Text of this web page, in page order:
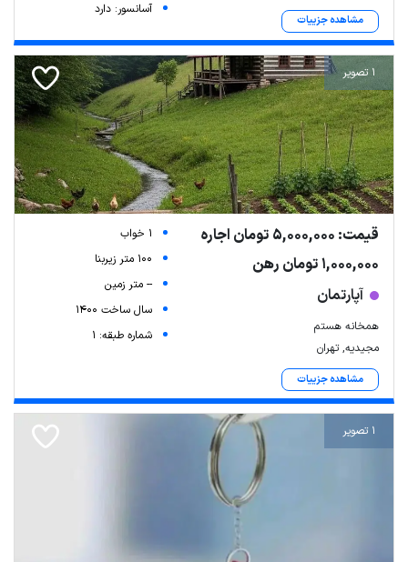
مشاهده جزییات
آسانسور: دارد
1 تصویر
قیمت: 5,000,000 تومان اجاره
1,000,000 تومان رهن
آپارتمان
همخانه هستم
مجیدیه, تهران
مشاهده جزییات
1 خواب
100 متر زیربنا
-- متر زمین
سال ساخت 1400
شماره طبقه: 1
1 تصویر